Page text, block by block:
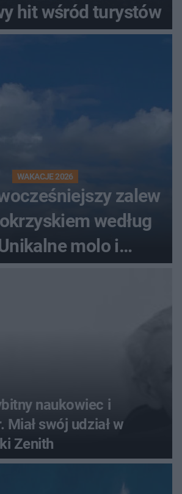
hit wśród turystów
WAKACJE 2026
zalew
według
molo i
promenada
naukowiec i
swój udział w
Zenith